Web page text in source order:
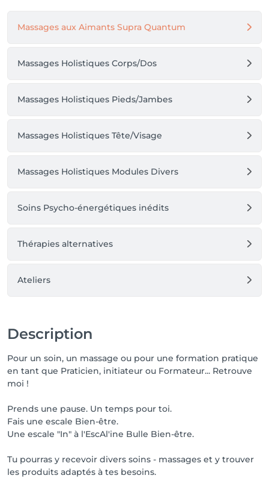
& Estime de Soi - Libération émotionnelle
𝘁𝗲𝗹𝗲𝗽𝗵𝗼𝗻𝗲 𝗽𝗼𝘂𝗿 𝘃𝗼𝘂𝘀 𝗮𝘀𝘀𝘂𝗿𝗲𝘇 𝗱𝗲 𝗹𝗮 𝗱𝗶𝘀𝗽𝗼𝗻𝗶𝗯𝗶𝗹𝗶𝘁𝗲
Découvre les soins, massages et formations sur le site
Retrouve mon programme de formation et mes
Massages aux Aimants Supra Quantum
Massages Holistiques Corps/Dos
Massages Holistiques Pieds/Jambes
Massages Holistiques Tête/Visage
Massages Holistiques Modules Divers
Soins Psycho-énergétiques inédits
Thérapies alternatives
Ateliers
Description
Pour un soin, un massage ou pour une formation pratique
en tant que Praticien, initiateur ou Formateur... Retrouve
moi !
Prends une pause. Un temps pour toi.
Fais une escale Bien-être.
Une escale "In" à l'EscAl'ine Bulle Bien-être.
Tu pourras y recevoir divers soins - massages et y trouver
les produits adaptés à tes besoins.